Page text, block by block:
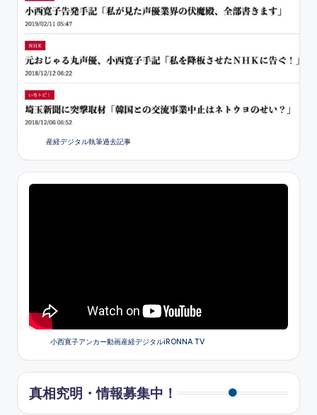
産経デジタル執筆過去記事
小西寛子アンカー動画産経デジタルiRONNA TV
真相究明・情報募集中！